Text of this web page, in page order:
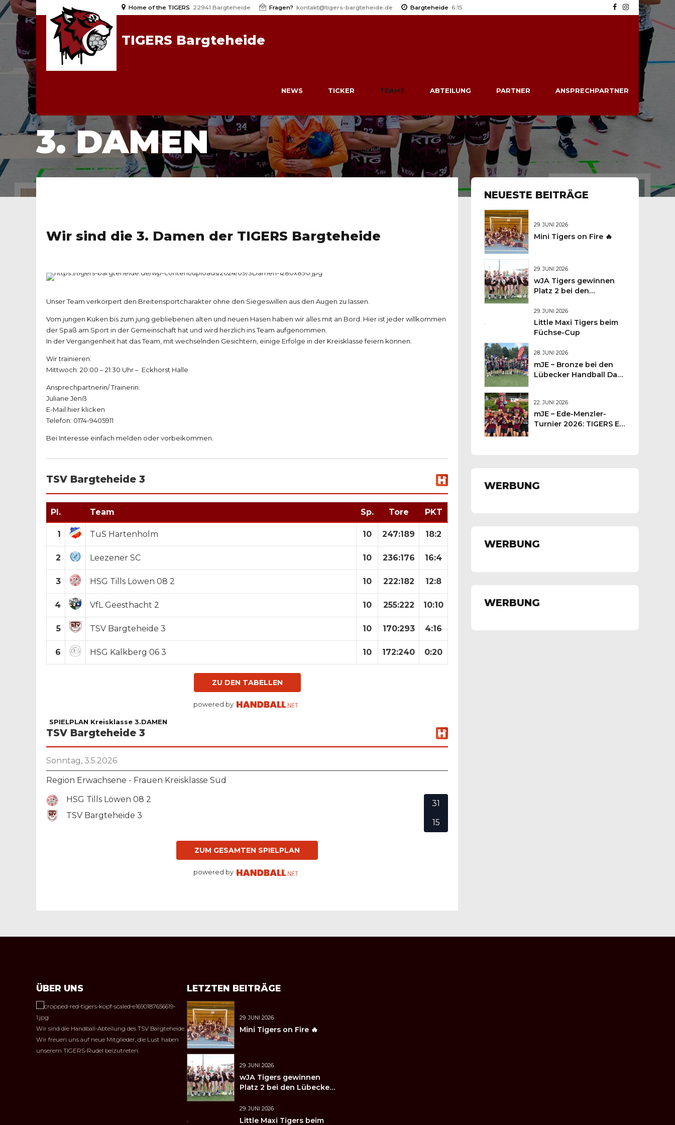
Home of the TIGERS 22941 Bargteheide Fragen? kontakt@tigers-bargteheide.de Bargteheide 6:15
TIGERS Bargteheide
NEWS TICKER TEAMS ABTEILUNG PARTNER ANSPRECHPARTNER
HOME
3. DAMEN
Wir sind die 3. Damen der TIGERS Bargteheide
Unser Team verkörpert den Breitensportcharakter ohne den Siegeswillen aus den Augen zu lassen.
Vom jungen Küken bis zum jung gebliebenen alten und neuen Hasen haben wir alles mit an Bord. Hier ist jeder willkommen
der Spaß am Sport in der Gemeinschaft hat und wird herzlich ins Team aufgenommen.
In der Vergangenheit hat das Team, mit wechselnden Gesichtern, einige Erfolge in der Kreisklasse feiern können.
Wir trainieren:
Mittwoch: 20:00 – 21:30 Uhr – Eckhorst Halle
Ansprechpartnerin/ Trainerin:
Juliane Jenẞ
E-Mail:hier klicken
Telefon: 0174-9405911
Bei Interesse einfach melden oder vorbeikommen.
TSV Bargteheide 3
Pl. Team Sp. Tore PKT
1 TuS Hartenholm 10 247:189 18:2
2 Leezener SC 10 236:176 16:4
3 HSG Tills Löwen 08 2 10 222:182 12:8
4 VfL Geesthacht 2 10 255:222 10:10
5 TSV Bargteheide 3 10 170:293 4:16
6 HSG Kalkberg 06 3 10 172:240 0:20
ZU DEN TABELLEN
powered by
SPIELPLAN Kreisklasse 3.DAMEN
TSV Bargteheide 3
Sonntag, 3.5.2026
Region Erwachsene - Frauen Kreisklasse Süd
HSG Tills Löwen 08 2
TSV Bargteheide 3
31
15
ZUM GESAMTEN SPIELPLAN
powered by
NEUESTE BEITRÄGE
29. JUNI 2026
Mini Tigers on Fire 🔥
29. JUNI 2026
wJA Tigers gewinnen
Platz 2 bei den
Handballtagen 2026
29. JUNI 2026
Little Maxi Tigers beim
Füchse-Cup
28. JUNI 2026
mJE – Bronze bei den
Lübecker Handball Days
kleinen TIGERS
22. JUNI 2026
mJE – Ede-Menzler-
Turnier 2026: TIGERS E-
WERBUNG
WERBUNG
WERBUNG
ÜBER UNS
Wir sind die Handball-Abteilung des TSV Bargteheide.
Wir freuen uns auf neue Mitglieder, die Lust haben
unserem TIGERS-Rudel beizutreten.
LETZTEN BEITRÄGE
29. JUNI 2026
Mini Tigers on Fire 🔥
29. JUNI 2026
wJA Tigers gewinnen
Platz 2 bei den Lübecker
29. JUNI 2026
Little Maxi Tigers beim